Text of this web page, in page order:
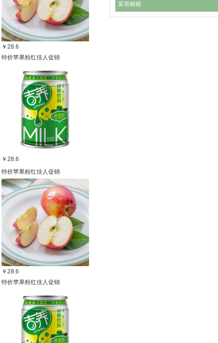
￥28.6
特价苹果粉红佳人促销
￥28.6
特价苹果粉红佳人促销
￥28.6
特价苹果粉红佳人促销
菜谱秘籍